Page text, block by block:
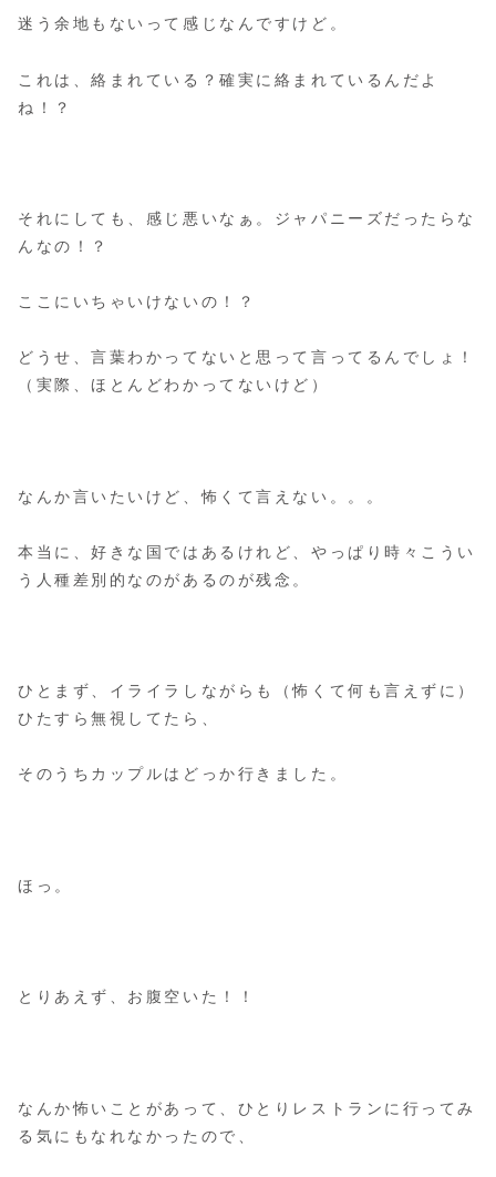
迷う余地もないって感じなんですけど。
これは、絡まれている？確実に絡まれているんだよ
ね！？
それにしても、感じ悪いなぁ。ジャパニーズだったらな
んなの！？
ここにいちゃいけないの！？
どうせ、言葉わかってないと思って言ってるんでしょ！
（実際、ほとんどわかってないけど）
なんか言いたいけど、怖くて言えない。。。
本当に、好きな国ではあるけれど、やっぱり時々こうい
う人種差別的なのがあるのが残念。
ひとまず、イライラしながらも（怖くて何も言えずに）
ひたすら無視してたら、
そのうちカップルはどっか行きました。
ほっ。
とりあえず、お腹空いた！！
なんか怖いことがあって、ひとりレストランに行ってみ
る気にもなれなかったので、